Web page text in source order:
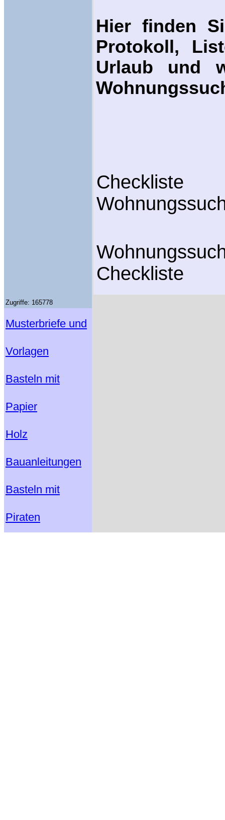
Hier finden
Protokoll,
Urlaub und
Checkliste
Checkliste
Zugriffe: 165778
Musterbriefe und
Vorlagen
Basteln mit
Papier
Holz
Bauanleitungen
Basteln mit
Piraten